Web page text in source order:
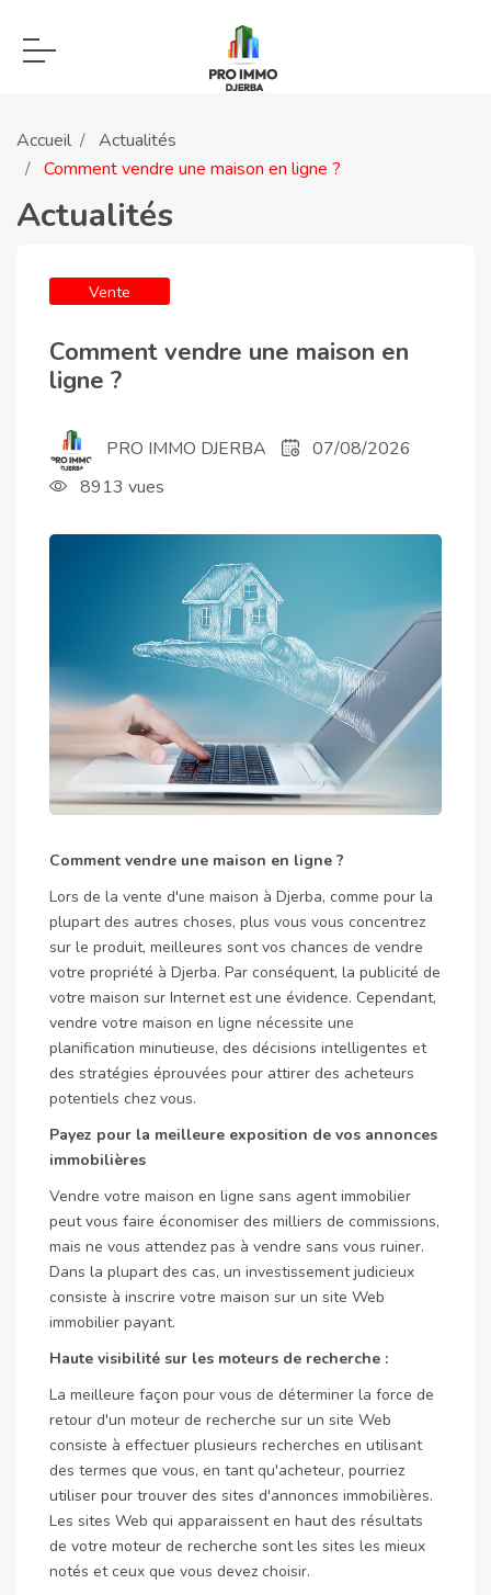
Accueil
Actualités
Comment vendre une maison en ligne ?
Actualités
Vente
Comment vendre une maison en
ligne ?
PRO IMMO DJERBA
07/08/2026
8913 vues
Comment vendre une maison en ligne ?
Lors de la vente d'une maison à Djerba, comme pour la
plupart des autres choses, plus vous vous concentrez
sur le produit, meilleures sont vos chances de vendre
votre propriété à Djerba. Par conséquent, la publicité de
votre maison sur Internet est une évidence. Cependant,
vendre votre maison en ligne nécessite une
planification minutieuse, des décisions intelligentes et
des stratégies éprouvées pour attirer des acheteurs
potentiels chez vous.
Payez pour la meilleure exposition de vos annonces
immobilières
Vendre votre maison en ligne sans agent immobilier
peut vous faire économiser des milliers de commissions,
mais ne vous attendez pas à vendre sans vous ruiner.
Dans la plupart des cas, un investissement judicieux
consiste à inscrire votre maison sur un site Web
immobilier payant.
Haute visibilité sur les moteurs de recherche :
La meilleure façon pour vous de déterminer la force de
retour d'un moteur de recherche sur un site Web
consiste à effectuer plusieurs recherches en utilisant
des termes que vous, en tant qu'acheteur, pourriez
utiliser pour trouver des sites d'annonces immobilières.
Les sites Web qui apparaissent en haut des résultats
de votre moteur de recherche sont les sites les mieux
notés et ceux que vous devez choisir.